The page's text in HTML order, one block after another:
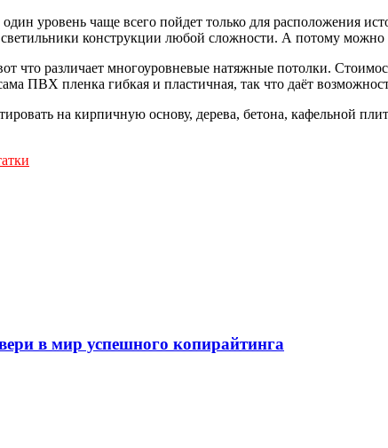
уровень чаще всего пойдет только для расположения
конструкции любой сложности. А потому
что различает многоуровневые натяжные потолки.
ПВХ пленка гибкая и пластичная, так что даёт
на кирпичную основу, дерева, бетона, кафельной
в мир успешного копирайтинга